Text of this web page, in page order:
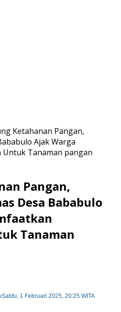
Ketahanan Pangan,
Ajak Warga
Tanaman pangan
Pangan,
Desa Bababulo
Tanaman
Sabtu, 1 Februari 2025, 20:25 WITA